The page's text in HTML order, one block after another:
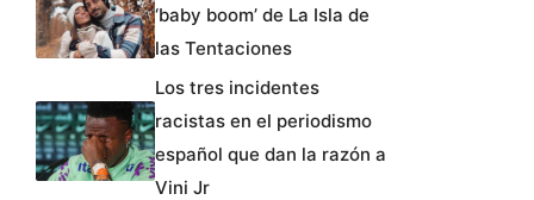
‘baby boom’ de La Isla de
las Tentaciones
Los tres incidentes
racistas en el periodismo
español que dan la razón a
Vini Jr